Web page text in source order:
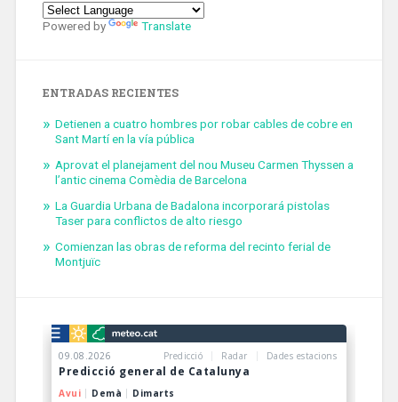
Powered by Translate
ENTRADAS RECIENTES
Detienen a cuatro hombres por robar cables de cobre en
Sant Martí en la vía pública
Aprovat el planejament del nou Museu Carmen Thyssen a
l’antic cinema Comèdia de Barcelona
La Guardia Urbana de Badalona incorporará pistolas
Taser para conflictos de alto riesgo
Comienzan las obras de reforma del recinto ferial de
Montjuïc